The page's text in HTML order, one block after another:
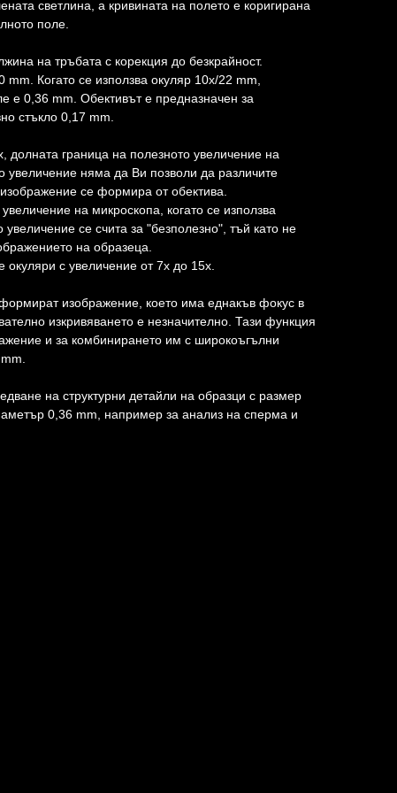
светлина, а кривината на полето е коригирана
поле.
на тръбата с корекция до безкрайност.
Когато се използва окуляр 10х/22 mm,
е 0,36 mm. Обективът е предназначен за
стъкло 0,17 mm.
долната граница на полезното увеличение на
увеличение няма да Ви позволи да различите
се формира от обектива.
на микроскопа, когато се използва
се счита за "безполезно", тъй като не
на образеца.
окуляри с увеличение от 7x до 15x.
изображение, което има еднакъв фокус в
изкривяването е незначително. Тази функция
и за комбинирането им с широкоъгълни
на структурни детайли на образци с размер
0,36 mm, например за анализ на сперма и